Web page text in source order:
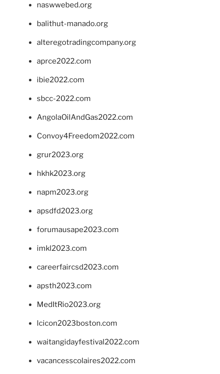
naswwebed.org
balithut-manado.org
alteregotradingcompany.org
aprce2022.com
ibie2022.com
sbcc-2022.com
AngolaOilAndGas2022.com
Convoy4Freedom2022.com
grur2023.org
hkhk2023.org
napm2023.org
apsdfd2023.org
forumausape2023.com
imkl2023.com
careerfaircsd2023.com
apsth2023.com
MedItRio2023.org
lcicon2023boston.com
waitangidayfestival2022.com
vacancesscolaires2022.com